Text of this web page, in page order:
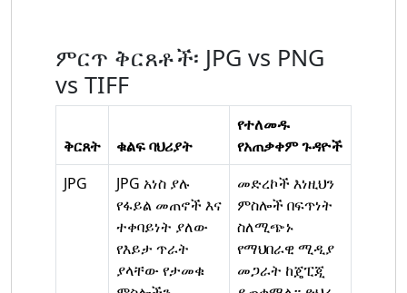
ምርጥ ቅርጸቶች፡ JPG vs PNG
vs TIFF
ቅርጸት ቁልፍ ባህሪያት
የተለመዱ
የአጠቃቀም ጉዳዮች
JPG
JPG አነስ ያሉ
የፋይል መጠኖች እና
ተቀባይነት ያለው
የእይታ ጥራት
ያላቸው የታመቁ
መድረኮች እነዚህን
ምስሎች በፍጥነት
ስለሚጭኑ
የማህበራዊ ሚዲያ
መጋራት ከጄፒጂ